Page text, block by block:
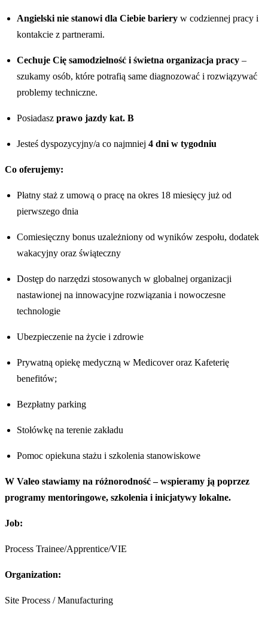
Angielski nie stanowi dla Ciebie bariery w codziennej pracy i
kontakcie z partnerami.
Cechuje Cię samodzielność i świetna organizacja pracy –
szukamy osób, które potrafią same diagnozować i rozwiązywać
problemy techniczne.
Posiadasz prawo jazdy kat. B
Jesteś dyspozycyjny/a co najmniej 4 dni w tygodniu
Co oferujemy:
Płatny staż z umową o pracę na okres 18 miesięcy już od
pierwszego dnia
Comiesięczny bonus uzależniony od wyników zespołu, dodatek
wakacyjny oraz świąteczny
Dostęp do narzędzi stosowanych w globalnej organizacji
nastawionej na innowacyjne rozwiązania i nowoczesne
technologie
Ubezpieczenie na życie i zdrowie
Prywatną opiekę medyczną w Medicover oraz Kafeterię
benefitów;
Bezpłatny parking
Stołówkę na terenie zakładu
Pomoc opiekuna stażu i szkolenia stanowiskowe
W Valeo stawiamy na różnorodność – wspieramy ją poprzez
programy mentoringowe, szkolenia i inicjatywy lokalne.
Job:
Process Trainee/Apprentice/VIE
Organization:
Site Process / Manufacturing